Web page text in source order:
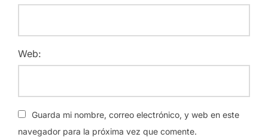
Web:
Guarda mi nombre, correo electrónico, y web en este
navegador para la próxima vez que comente.